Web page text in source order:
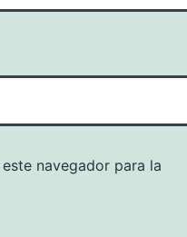
navegador para la